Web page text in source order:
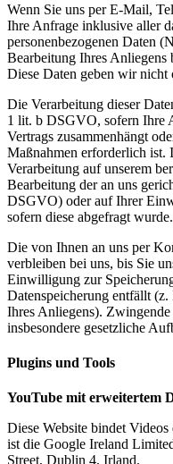
Wenn Sie uns per E-Mail,
Ihre Anfrage inklusive aller
personenbezogenen Daten
Bearbeitung Ihres Anliegens
Diese Daten geben wir
Die Verarbeitung dieser
1 lit. b DSGVO, sofern Ihre
Vertrags zusammenhängt
Maßnahmen erforderlich ist.
Verarbeitung auf unserem
Bearbeitung der an uns
DSGVO) oder auf Ihrer
sofern diese abgefragt wurde.
Die von Ihnen an uns per
verbleiben bei uns, bis Sie
Einwilligung zur
Datenspeicherung entfällt
Ihres Anliegens).
insbesondere gesetzliche
Plugins und Tools
YouTube mit erweitertem
Diese Website bindet
ist die Google Ireland
Street, Dublin 4, Irland.